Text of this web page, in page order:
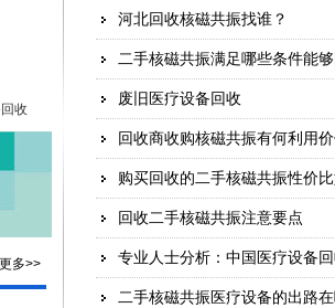
收
更多>>
河北回收核磁共振找谁？
二手核磁共振满足哪些条件能
废旧医疗设备回收
回收商收购核磁共振有何利用
购买回收的二手核磁共振性价
回收二手核磁共振注意要点
专业人士分析：中国医疗设备
二手核磁共振医疗设备的出路